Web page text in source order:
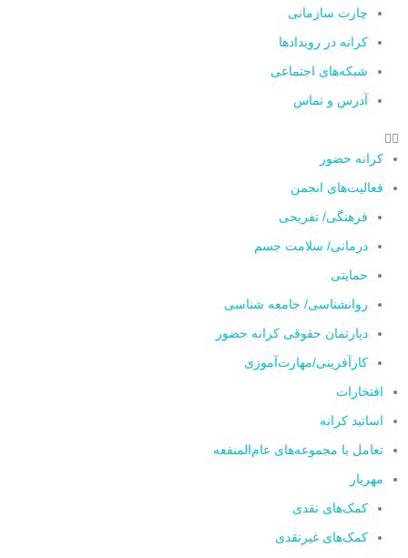
چارت سازمانی
کرانه در رویدادها
شبکه‌های اجتماعی
آدرس و تماس
کرانه حضور
فعالیت‌های انجمن
فرهنگی/ تفریحی
درمانی/ سلامت جسم
حمایتی
روانشناسی/ جامعه شناسی
دپارتمان حقوقی کرانه حضور
کارآفرینی/مهارت‌آموزی
افتخارات
اساتید کرانه
تعامل با مجموعه‌های عام‌المنفعه
مهریار
کمک‌های نقدی
کمک‌های غیرنقدی